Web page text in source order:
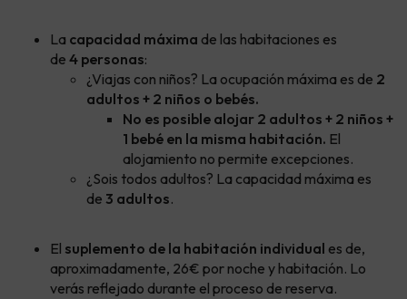
La capacidad máxima de las habitaciones es
de 4 personas:
¿Viajas con niños? La ocupación máxima es de 2
adultos + 2 niños o bebés.
No es posible alojar 2 adultos + 2 niños +
1 bebé en la misma habitación. El
alojamiento no permite excepciones.
¿Sois todos adultos? La capacidad máxima es
de 3 adultos.
El suplemento de la habitación individual es de,
aproximadamente, 26€ por noche y habitación. Lo
verás reflejado durante el proceso de reserva.